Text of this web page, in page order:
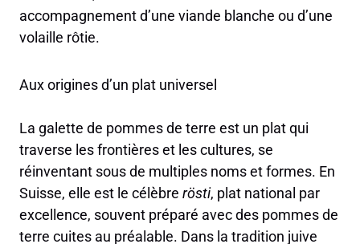
accompagnement d’une viande blanche ou d’une
volaille rôtie.
Aux origines d’un plat universel
La galette de pommes de terre est un plat qui
traverse les frontières et les cultures, se
réinventant sous de multiples noms et formes. En
Suisse, elle est le célèbre rösti, plat national par
excellence, souvent préparé avec des pommes de
terre cuites au préalable. Dans la tradition juive